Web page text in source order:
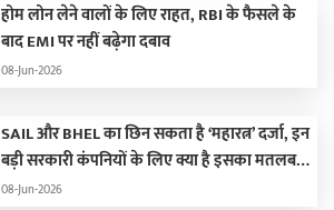
होम लोन लेने वालों के लिए राहत, RBI के फैसले के
बाद EMI पर नहीं बढ़ेगा दबाव
08-Jun-2026
SAIL और BHEL का छिन सकता है ‘महारत्न’ दर्जा, इन
बड़ी सरकारी कंपनियों के लिए क्या है इसका मतलब…
08-Jun-2026